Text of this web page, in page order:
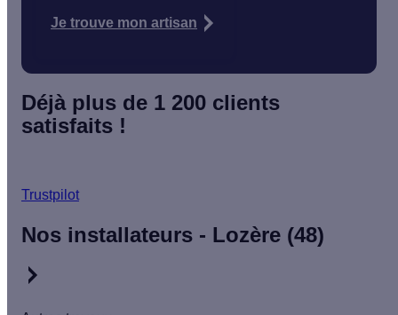
Je trouve mon artisan
Déjà plus de 1 200 clients
satisfaits !
Trustpilot
Nos installateurs - Lozère (48)